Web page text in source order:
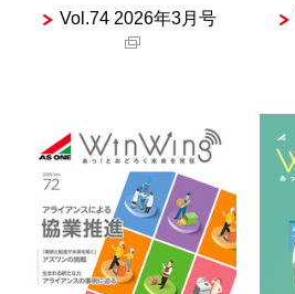
Vol.74 2026年3月号